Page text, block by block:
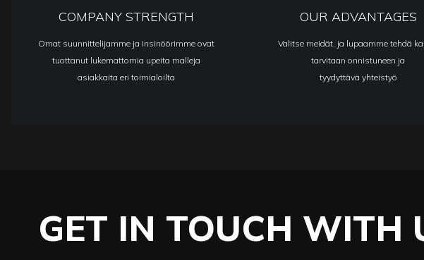
COMPANY STRENGTH
Omat suunnittelijamme ja insinöörimme ovat
tuottanut lukemattomia upeita malleja
asiakkaita eri toimialoilta
OUR ADVANTAGES
Valitse meidät. ja lupaamme tehdä
tarvitaan onnistuneen ja
tyydyttävä yhteistyö
GET IN TOUCH WITH